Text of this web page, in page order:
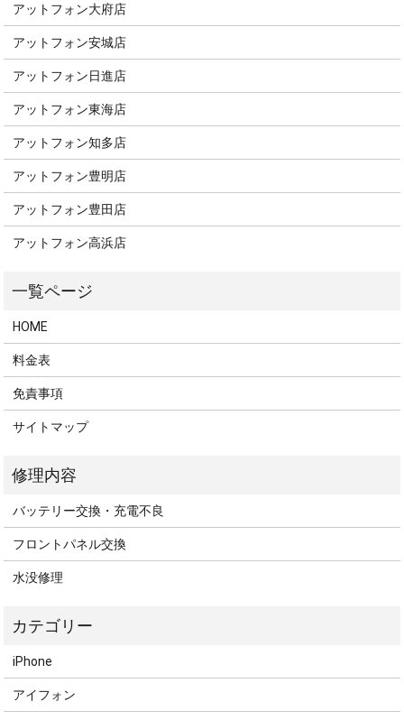
アットフォン大府店
アットフォン安城店
アットフォン日進店
アットフォン東海店
アットフォン知多店
アットフォン豊明店
アットフォン豊田店
アットフォン高浜店
HOME
料金表
免責事項
サイトマップ
バッテリー交換・充電不良
フロントパネル交換
水没修理
iPhone
アイフォン